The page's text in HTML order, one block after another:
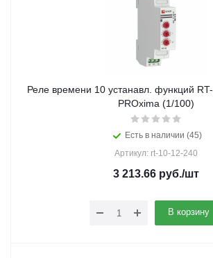
Реле времени 10 устанавл. функций
PROxima (1/100)
Есть в наличии (45)
Артикул: rt-10-12-240
3 213.66 руб./шт
В корзину